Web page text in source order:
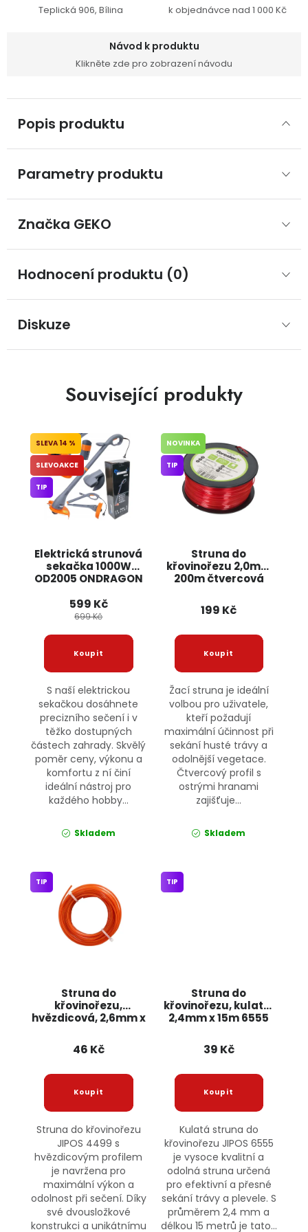
Teplická 906, Bílina k objednávce nad 1 000 Kč
Návod k produktu
Klikněte zde pro zobrazení návodu
Popis produktu
Parametry produktu
Značka GEKO
Hodnocení produktu (0)
Diskuze
Související produkty
Elektrická strunová
sekačka 1000W
OD2005 ONDRAGON
14 %
SLEVOAKCE
TIP
599 Kč
699 Kč
S naší elektrickou
sekačkou dosáhnete
precizního sečení i v
těžko dostupných
částech zahrady. Skvělý
poměr ceny, výkonu a
komfortu z ní činí
ideální nástroj pro
každého hobby...
Skladem
Struna do
křovinořezu 2,0mm
200m čtvercová
NOVINKA
TIP
199 Kč
Žací struna je ideální
volbou pro uživatele,
kteří požadují
maximální účinnost při
sekání husté trávy a
odolnější vegetace.
Čtvercový profil s
ostrými hranami
zajišťuje...
Skladem
Struna do
křovinořezu,
hvězdicová, 2,6mm x
TIP
46 Kč
Struna do křovinořezu
JIPOS 4499 s
hvězdicovým profilem
je navržena pro
maximální výkon a
odolnost při sečení. Díky
své dvousložkové
konstrukci a unikátnímu
Struna do
křovinořezu, kulatá,
2,4mm x 15m 6555
TIP
39 Kč
Kulatá struna do
křovinořezu JIPOS 6555
je vysoce kvalitní a
odolná struna určená
pro efektivní a přesné
sekání trávy a plevele. S
průměrem 2,4 mm a
délkou 15 metrů je tato...